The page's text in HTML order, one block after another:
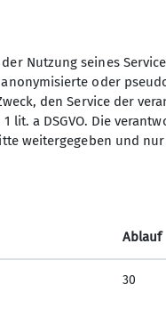
Sektion
Jahnstraße 4a
89312
Nutzung seines
oder
den Service der
a DSGVO. Die
weitergegeben und
Ablauf
30